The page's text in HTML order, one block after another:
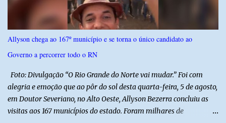
oficiais. Fábio Luís é alvo de inquérito aberto nesta quinta-feira,
30, a pedido da PF, que apura se ele utilizou a influência do pai
para defender interesses empresariais com a administração
pública. Segundo a Polícia Federal, a atuação dele contou com a
ajuda de Luchsinger e se concentrou no Ministério da Saúde e no
Allyson chega ao 167º município e se torna o único candidato ao
Governo a percorrer todo o RN
Foto: Divulgação “O Rio Grande do Norte vai mudar.” Foi com
alegria e emoção que ao pôr do sol desta quarta-feira, 5 de agosto,
em Doutor Severiano, no Alto Oeste, Allyson Bezerra concluiu as
visitas aos 167 municípios do estado. Foram milhares de